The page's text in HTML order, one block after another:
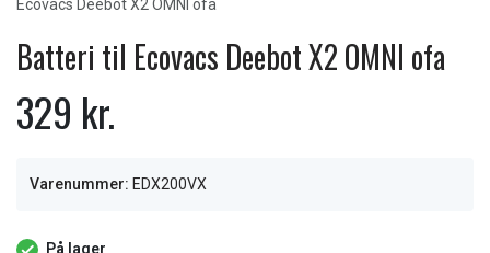
Ecovacs Deebot X2 OMNI ofa
Batteri til Ecovacs Deebot X2 OMNI ofa
329 kr.
Varenummer: EDX200VX
På lager